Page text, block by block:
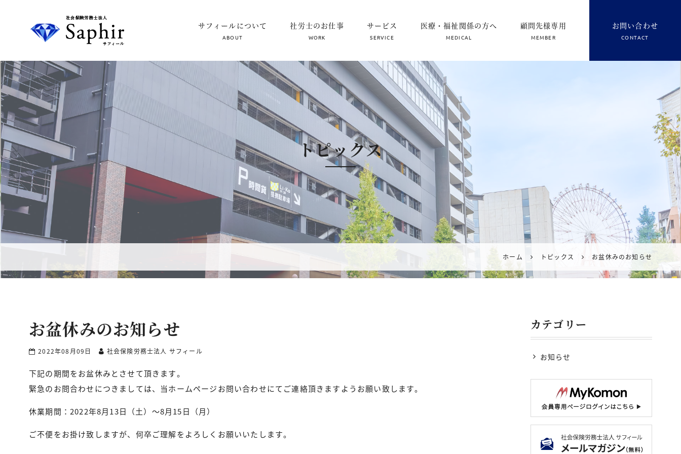
社会保険労
務士法人 サ
フィール
サフィールについて
ABOUT
社労士のお仕事
WORK
サービス
SERVICE
医療・福祉 関係の方へ
MEDICAL
顧問先様専用
MEMBER
お問い合わせ
CONTACT
トピックス
ホーム トピックス お盆休みのお知らせ
お盆休みのお知らせ
2022年08月09日 社会保険労務士法人 サフィール
下記の期間をお盆休みとさせて頂きます。
緊急のお問合わせにつきましては、当ホームページお問い合わせにてご連絡頂きますようお願い致します。
休業期間：2022年8月13日（土）～8月15日（月）
ご不便をお掛け致しますが、何卒ご理解をよろしくお願いいたします。
カテゴリー
お知らせ